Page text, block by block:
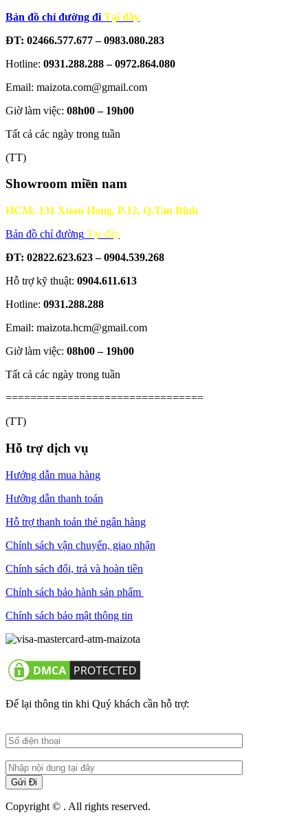
Bản đồ chỉ đường đi Tại đây
ĐT: 02466.577.677 – 0983.080.283
Hotline: 0931.288.288 – 0972.864.080
Email: maizota.com@gmail.com
Giờ làm việc: 08h00 – 19h00
Tất cả các ngày trong tuần
(TT)
Showroom miền nam
HCM: 131 Xuan Hong, P.12, Q.Tan Binh
Bản đồ chỉ đường Tại đây
ĐT: 02822.623.623 – 0904.539.268
Hỗ trợ kỹ thuật: 0904.611.613
Hotline: 0931.288.288
Email: maizota.hcm@gmail.com
Giờ làm việc: 08h00 – 19h00
Tất cả các ngày trong tuần
================================
(TT)
Hỗ trợ dịch vụ
Hướng dẫn mua hàng
Hướng dẫn thanh toán
Hỗ trợ thanh toán thẻ ngân hàng
Chính sách vận chuyển, giao nhận
Chính sách đổi, trả và hoàn tiền
Chính sách bảo hành sản phẩm
Chính sách bảo mật thông tin
Để lại thông tin khi Quý khách cần hỗ trợ:
Copyright © . All rights reserved.